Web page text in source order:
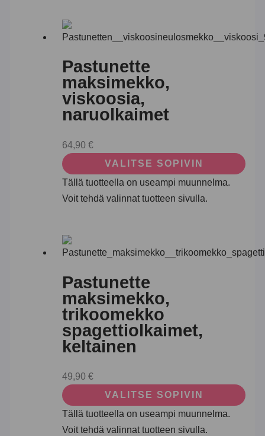
Pastunette
maksimekko,
viskoosia,
naruolkaimet
64,90 €
VALITSE SOPIVIN
Tällä tuotteella on useampi muunnelma.
Voit tehdä valinnat tuotteen sivulla.
Pastunette
maksimekko,
trikoomekko
spagettiolkaimet,
keltainen
49,90 €
VALITSE SOPIVIN
Tällä tuotteella on useampi muunnelma.
Voit tehdä valinnat tuotteen sivulla.